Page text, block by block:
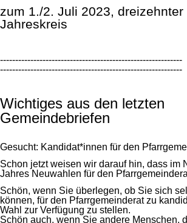
zum 1./2. Juli 2023, dreizehnter
Jahreskreis
------------------------------------------------------------
------------------------------------------------------------
Wichtiges aus den letzten
Gemeindebriefen
Gesucht: Kandidat*innen für den
Schon jetzt weisen wir darauf hin, dass im
Jahres Neuwahlen für den
Schön, wenn Sie überlegen, ob Sie sich
können, für den Pfarrgemeinderat zu
Wahl zur Verfügung zu stellen.
Schön auch, wenn Sie andere Menschen,